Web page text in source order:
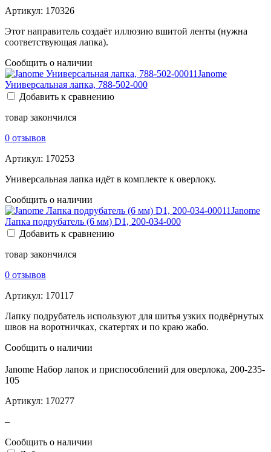
Артикул: 170326
Этот направитель создаёт иллюзию вшитой ленты (нужна
соответствующая лапка).
Сообщить о наличии
Janome
Универсальная лапка, 788-502-000
Добавить к сравнению
товар закончился
0 отзывов
Артикул: 170253
Универсальная лапка идёт в комплекте к оверлоку.
Сообщить о наличии
Janome
Лапка подрубатель (6 мм) D1, 200-034-000
Добавить к сравнению
товар закончился
0 отзывов
Артикул: 170117
Лапку подрубатель используют для шитья узких подвёрнутых
швов на воротничках, скатертях и по краю жабо.
Сообщить о наличии
Janome Набор лапок и приспособлений для оверлока, 200-235-
105
Артикул: 170277
–
Сообщить о наличии